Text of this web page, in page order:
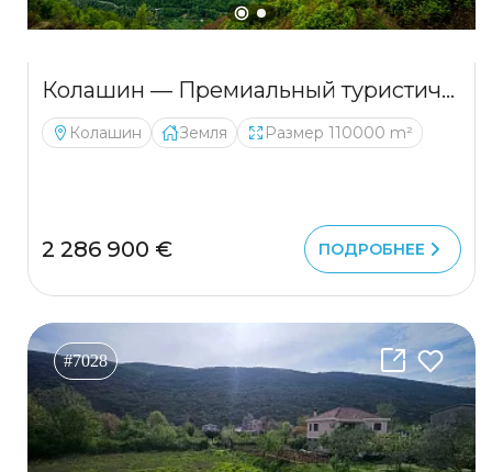
Колашин — Премиальный туристический и инвестиционный проект
Колашин Земля Размер 110000 m²
2 286 900 € ПОДРОБНЕЕ
#7028